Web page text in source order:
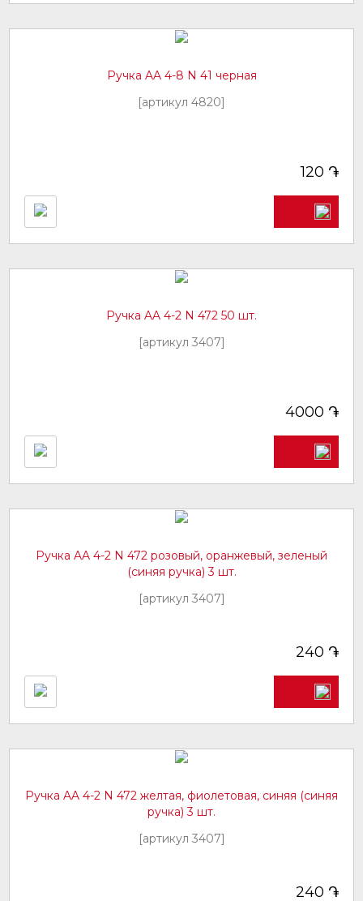
Ручка AA 4-8 N 41 черная
[артикул 4820]
120 ֏
Ручка AA 4-2 N 472 50 шт.
[артикул 3407]
4000 ֏
Ручка AA 4-2 N 472 розовый, оранжевый, зеленый
(синяя ручка) 3 шт.
[артикул 3407]
240 ֏
Ручка AA 4-2 N 472 желтая, фиолетовая, синяя (синяя
ручка) 3 шт.
[артикул 3407]
240 ֏